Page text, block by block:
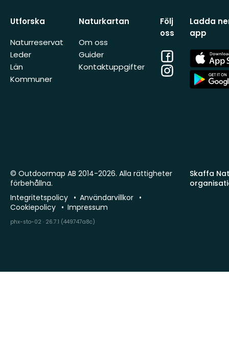
Utforska
Naturreservat
Leder
Län
Kommuner
Naturkartan
Om oss
Guider
Kontaktuppgifter
Följ
oss
Facebook
Instagram
Ladda
app
App
Store
App
Store
Skaffa
© Outdoormap AB 2014-2026. Alla rättigheter
förbehållna.
Integritetspolicy
Användarvillkor
Cookiepolicy
Impressum
phx-sto-02 · 26.7.1 (449747a8c)